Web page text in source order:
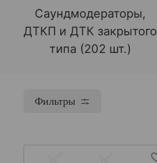
Саундмодераторы,
ДТКП и ДТК закрытого
типа (202 шт.)
Фильтры